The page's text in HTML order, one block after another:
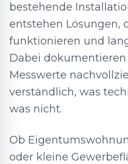
bestehende
entstehen Lösungen,
funktionieren und
Dabei
Messwerte
verständlich, was
was nicht.
Ob
oder kleine